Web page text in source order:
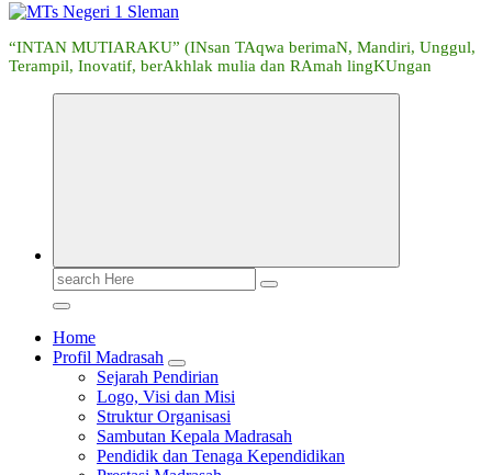
“INTAN MUTIARAKU” (INsan TAqwa berimaN, Mandiri, Unggul,
Terampil, Inovatif, berAkhlak mulia dan RAmah lingKUngan
Search
for:
Home
Profil Madrasah
Sejarah Pendirian
Logo, Visi dan Misi
Struktur Organisasi
Sambutan Kepala Madrasah
Pendidik dan Tenaga Kependidikan